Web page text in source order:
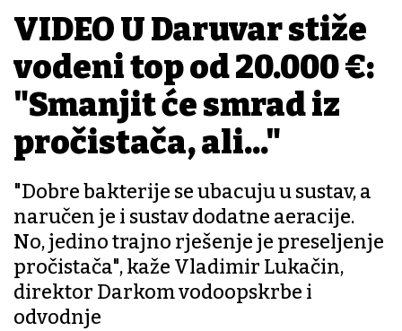
VIDEO U Daruvar stiže
vodeni top od 20.000 €:
"Smanjit će smrad iz
pročistača, ali..."
"Dobre bakterije se ubacuju u sustav, a
naručen je i sustav dodatne aeracije.
No, jedino trajno rješenje je preseljenje
pročistača", kaže Vladimir Lukačin,
direktor Darkom vodoopskrbe i
odvodnje